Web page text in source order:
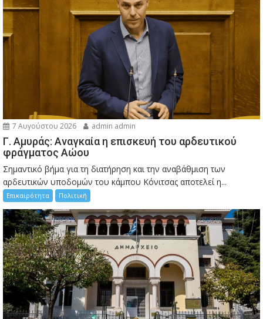
7 Αυγούστου 2026 admin admin
Γ. Αμυράς: Αναγκαία η επισκευή του αρδευτικού
φράγματος Αώου
Σημαντικό βήμα για τη διατήρηση και την αναβάθμιση των
αρδευτικών υποδομών του κάμπου Κόνιτσας αποτελεί η...
Επικαιρότητα Πολιτική